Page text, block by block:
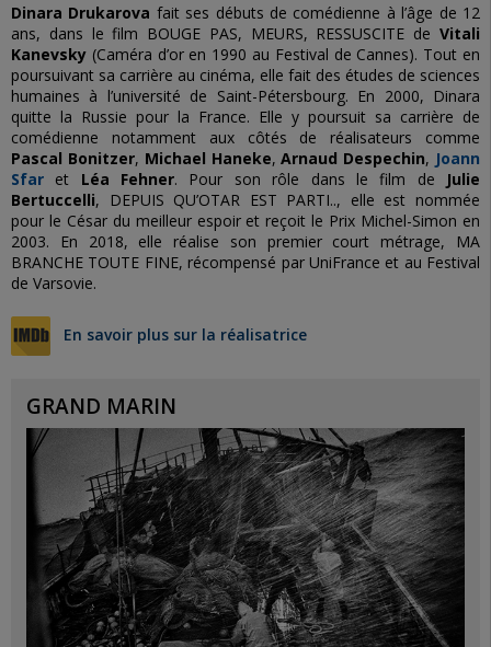
Dinara Drukarova fait ses débuts de comédienne à l’âge de 12
ans, dans le film BOUGE PAS, MEURS, RESSUSCITE de Vitali
Kanevsky (Caméra d’or en 1990 au Festival de Cannes). Tout en
poursuivant sa carrière au cinéma, elle fait des études de sciences
humaines à l’université de Saint-Pétersbourg. En 2000, Dinara
quitte la Russie pour la France. Elle y poursuit sa carrière de
comédienne notamment aux côtés de réalisateurs comme
Pascal Bonitzer, Michael Haneke,Arnaud Despechin, Joann
Sfar et Léa Fehner. Pour son rôle dans le film de
Julie
Bertuccelli, DEPUIS QU’OTAR EST PARTI.., elle est nommée
pour le César du meilleur espoir et reçoit le Prix Michel-Simon en
2003. En 2018, elle réalise son premier court métrage, MA
BRANCHE TOUTE FINE, récompensé par UniFrance et au Festival
de Varsovie.
En savoir plus sur la réalisatrice
GRAND MARIN